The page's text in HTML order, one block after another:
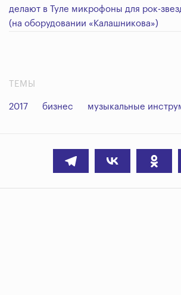
делают в Туле микрофоны для рок-
(на оборудовании «Калашникова»)
ТЕМЫ
2017 бизнес музыкальные